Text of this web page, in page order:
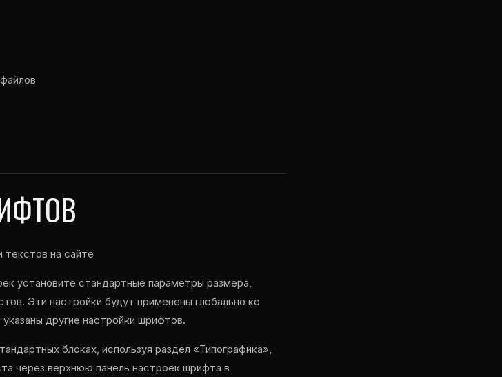
текстов на сайте
установите стандартные параметры размера,
Эти настройки будут применены глобально ко
другие настройки шрифтов.
блоках, используя раздел «Типографика»,
через верхнюю панель настроек шрифта в